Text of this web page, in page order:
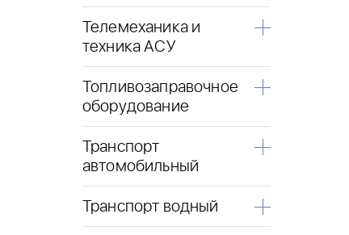
Телемеханика и
техника АСУ
Топливозаправочное
оборудование
Транспорт
автомобильный
Транспорт водный